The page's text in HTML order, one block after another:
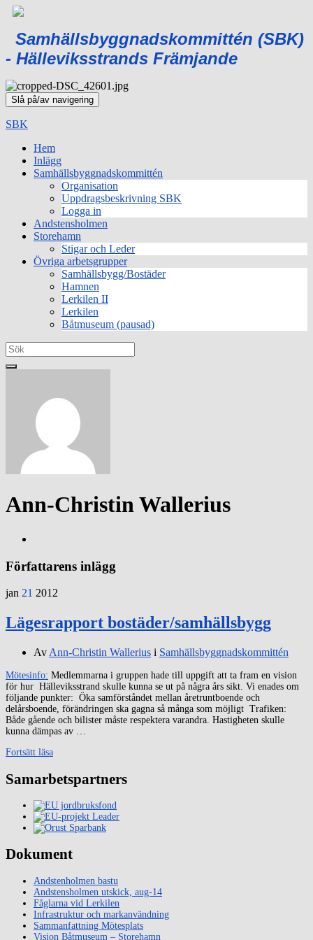
Samhällsbyggnadskommittén (SBK)
- Hälleviksstrands Främjande
Slå på/av navigering
SBK
Hem
Inlägg
Samhällsbyggnadskommittén
Organisation
Uppdragsbeskrivning SBK
Logga in
Andstensholmen
Storehamn
Stigar och Leder
Övriga arbetsgrupper
Samhällsbygg/Bostäder
Hamnen
Lerkilen II
Lerkilen
Båtmuseum (pausad)
Search
for:
Ann-Christin Wallerius
Författarens inlägg
jan 21 2012
Lägesrapport bostäder/samhällsbygg
Av Ann-Christin Wallerius i Samhällsbyggnadskommittén
Mötesinfo: Medlemmarna i gruppen hade till uppgift att ta fram en vision
för hur Hälleviksstrand skulle kunna se ut på några års sikt. Vi enades om
följande punkter: Öka samförståndet mellan åretruntboende och
delårsboende, förändringen ska gagna så många som möjligt Trafiken:
Både gående och bilister måste respektera varandra. Hastigheten skulle
kunna dämpas av …
Fortsätt läsa
Samarbetspartners
Dokument
Andstenholmen bastu
Andstensholmen utskick, aug-14
Fåglarna vid Lerkilen
Infrastruktur och markanvändning
Sammanfattning Mötesplats
Vision Båtmuseum – Storehamn